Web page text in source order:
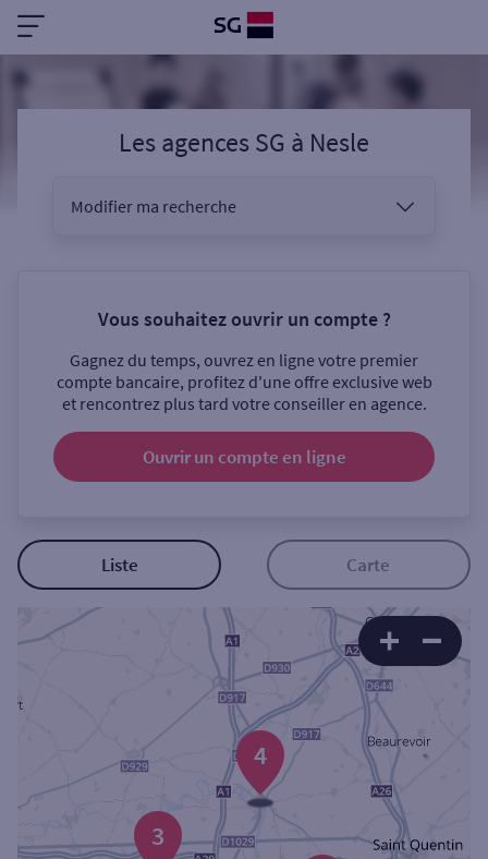
Les agences SG à Nesle
Modifier ma recherche
Sélectionnez votre recherche
Ouverte le samedi
Coffre-fort
Autour de moi
ou
Ville / Code postal
Vous souhaitez ouvrir un compte ?
Gagnez du temps, ouvrez en ligne votre premier
compte bancaire, profitez d'une offre exclusive web
et rencontrez plus tard votre conseiller en agence.
Ouvrir un compte en ligne
Liste Carte
4
3